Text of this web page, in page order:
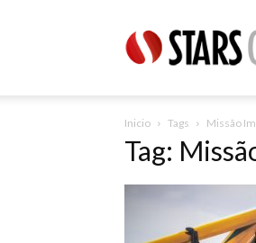
Online
Inicio Tags Missão
Tag: